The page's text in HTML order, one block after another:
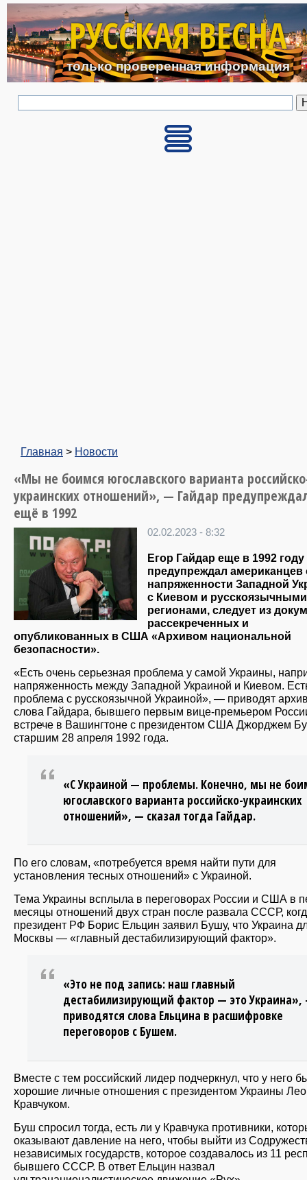
Перейти к основному
РУССКАЯ ВЕСНА
только проверенная информация
Главная > Новости
«Мы не боимся югославского варианта
украинских отношений», — Гайдар
ещё в 1992
02.02.2023 - 8:32
Егор Гайдар еще в 1992 году
предупреждал американцев
напряженности Западной
с Киевом и русскоязычными
регионами, следует из
рассекреченных и
опубликованных в США «Архивом национальной
безопасности».
«Есть очень серьезная проблема у самой Украины,
напряженность между Западной Украиной и Киевом.
проблема с русскоязычной Украиной», — приводят
слова Гайдара, бывшего первым вице-премьером
встрече в Вашингтоне с президентом США Джорджем
старшим 28 апреля 1992 года.
«С Украиной — проблемы. Конечно, мы не
югославского варианта российско-украинских
отношений», — сказал тогда Гайдар.
По его словам, «потребуется время найти пути для
установления тесных отношений» с Украиной.
Тема Украины всплыла в переговорах России и США в
месяцы отношений двух стран после развала СССР,
президент РФ Борис Ельцин заявил Бушу, что Украина
Москвы — «главный дестабилизирующий фактор».
«Это не под запись: наш главный
дестабилизирующий фактор — это
приводятся слова Ельцина в расшифровке
переговоров с Бушем.
Вместе с тем российский лидер подчеркнул, что у него
хорошие личные отношения с президентом Украины
Кравчуком.
Буш спросил тогда, есть ли у Кравчука противники,
оказывают давление на него, чтобы выйти из
независимых государств, которое создавалось из 11
бывшего СССР. В ответ Ельцин назвал